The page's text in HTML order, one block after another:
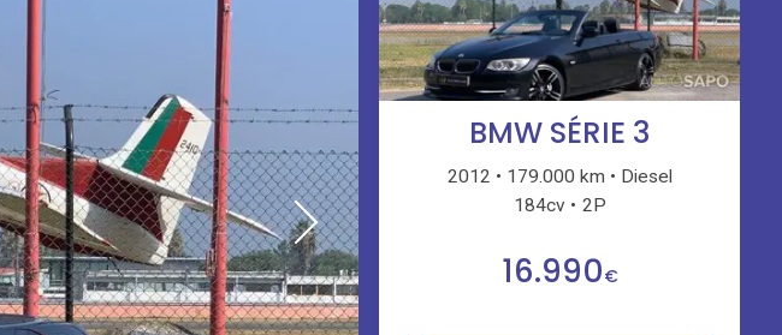
BMW SÉRIE 3
2012 179.000 km
Diesel
184cv
2P
16.990€